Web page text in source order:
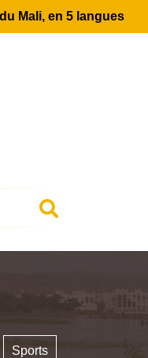
Mali, en 5 langues
Sports